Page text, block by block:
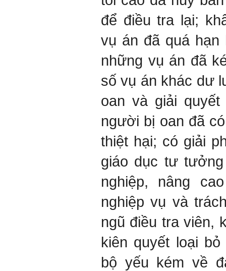
để điều tra lại;
vụ án đã quá
những vụ án đã
số vụ án khác dư
oan và giải
người bị oan đã
thiệt hại; có giải
giáo dục tư
nghiệp, nâng
nghiệp vụ và
ngũ điều tra viên,
kiên quyết loại
bộ yếu kém về